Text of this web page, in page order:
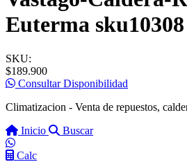
Euterma sku10308
SKU:
$189.900
Consultar Disponibilidad
Climatizacion - Venta de repuestos,
Inicio
Buscar
Calc